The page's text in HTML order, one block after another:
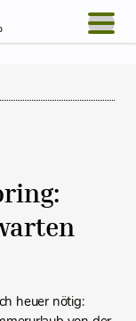
heuer nötig: